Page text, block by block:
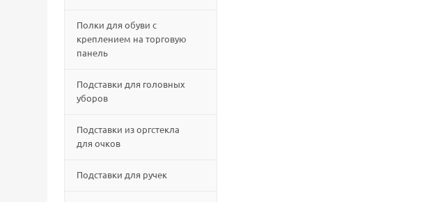
Полки для обуви с
креплением на торговую
панель
Подставки для головных
уборов
Подставки из оргстекла
для очков
Подставки для ручек